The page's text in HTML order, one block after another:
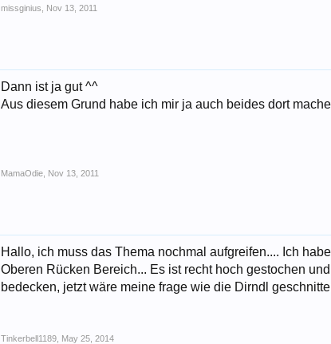
missginius Nov 13, 2011
Dann ist ja gut ^^
Aus diesem Grund habe ich mir ja auch beides dort
MamaOdie Nov 13, 2011
Hallo, ich muss das Thema nochmal aufgreifen.... Ich
Oberen Rücken Bereich... Es ist recht hoch gestochen
bedecken, jetzt wäre meine frage wie die Dirndl
Tinkerbell1189 May 25, 2014